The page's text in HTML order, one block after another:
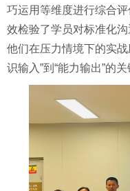
巧运用等维度进行综合
效检验了学员对标准化
他们在压力情境下的实
识输入”到“能力输出”的关